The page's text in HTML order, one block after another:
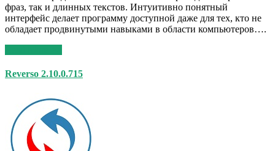
фраз, так и длинных текстов. Интуитивно понятный
интерфейс делает программу доступной даже для тех, кто не
обладает продвинутыми навыками в области компьютеров….
Reverso 2.10.0.715